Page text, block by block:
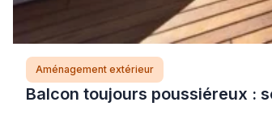
Aménagement extérieur
Balcon toujours poussiéreux :